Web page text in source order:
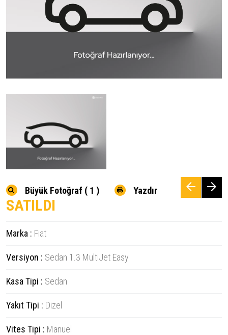
Büyük Fotoğraf ( 1 ) Yazdır
SATILDI
Marka : Fiat
Versiyon : Sedan 1.3 MultiJet Easy
Kasa Tipi : Sedan
Yakıt Tipi : Dizel
Vites Tipi : Manuel